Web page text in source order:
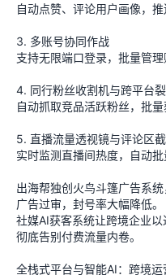
自动点赞、评论用户画像，
3. 多账号协同作战
支持无限端口登录，批量管理
4. 同行粉丝收割机与跨平台
自动抓取竞品活跃粉丝，批
5. 直播流量透视镜与评论区
实时监测直播间热度，自动批
出海帮独创火鸟斗篷广告系
广告过审，封号率大幅降低。
社媒AI获客系统让跨境企业以
彻底告别付费流量内卷。
全栈式平台与智能AI：跨境运